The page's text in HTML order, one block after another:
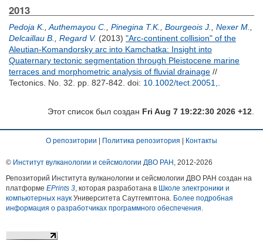
2013
Pedoja K. Authemayou C. Pinegina T.K. Bourgeois J. Nexer M.
Delcaillau B.
Regard V. (2013) "Arc-continent collision" of the
Aleutian-Komandorsky arc into Kamchatka: Insight into
Quaternary tectonic segmentation through Pleistocene marine
terraces and morphometric analysis of fluvial drainage //
Tectonics. No. 32. pp. 827-842. doi: 10.1002/tect.20051,
Этот список был создан Fri Aug 7 19:22:30 2026 +12
О репозитории Политика репозитория Контакты
© Институт вулканологии и сейсмологии ДВО РАН , 2012-2026
Репозиторий Института вулканологии и сейсмологии ДВО РАН создан на
платформе EPrints 3, которая разработана в Школе электроники и
компьютерных наук Университета Саутгемптона. Более подробная
информация о разработчиках программного обеспечения.